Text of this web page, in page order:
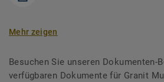
Mehr zeigen
Besuchen Sie unseren Dokumenten-
verfügbaren Dokumente für Granit